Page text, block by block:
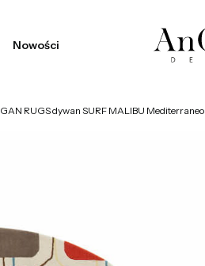
Nowości
GAN RUGS dywan SURF MALIBU Mediterraneo